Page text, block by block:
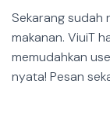
Sekarang sudah
makanan. ViuiT
memudahkan
nyata! Pesan